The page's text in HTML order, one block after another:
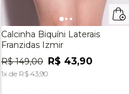
Calcinha Biquíni Laterais
Franzidas Izmir
R$ 149,00 R$ 43,90
1x de R$ 43,90